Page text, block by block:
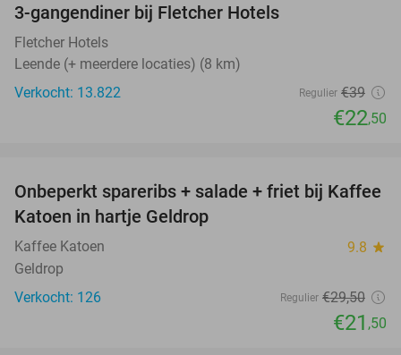
3-gangendiner bij Fletcher Hotels
Fletcher Hotels
Leende (+ meerdere locaties) (8 km)
Verkocht: 13.822
Regulier €39
€22,50
27%
Onbeperkt spareribs + salade + friet bij Kaffee
Katoen in hartje Geldrop
Kaffee Katoen 9.8 star
Geldrop
Verkocht: 126
Regulier €29,50
€21 ,50